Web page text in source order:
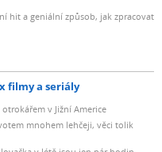
hit a geniální způsob, jak zpracovat
filmy a seriály
v Jižní Americe
mnohem lehčeji, věci tolik